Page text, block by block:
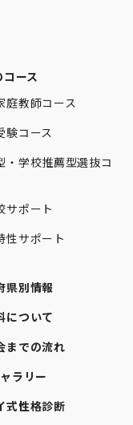
ース
庭教師コース
験コース
・学校推薦型選抜コ
サポート
性サポート
県別情報
について
までの流れ
ラリー
式性格診断